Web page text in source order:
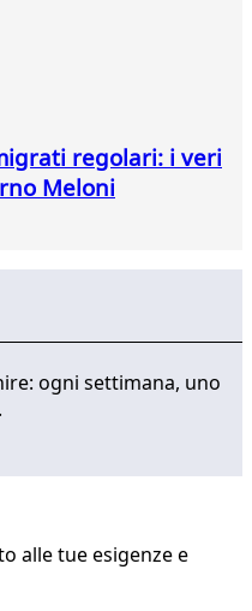
regolari: i veri
Meloni
ogni settimana, uno
alle tue esigenze e